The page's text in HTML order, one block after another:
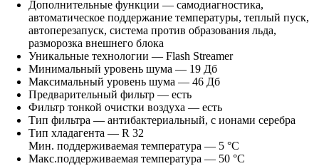
Дополнительные функции — самодиагностика,
автоматическое поддержание температуры, теплый пуск,
автоперезапуск, система против образования льда,
разморозка внешнего блока
Уникальные технологии — Flash Streamer
Минимальный уровень шума — 19 Дб
Максимальный уровень шума — 46 Дб
Предварительный фильтр — есть
Фильтр тонкой очистки воздуха — есть
Тип фильтра — антибактериальный, с ионами серебра
Тип хладагента — R 32
Мин. поддерживаемая температура — 5 °C
Макс.поддерживаемая температура — 50 °C